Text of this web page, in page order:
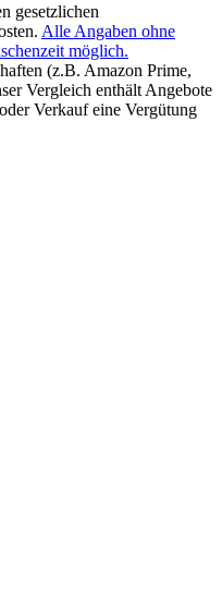
gesetzlichen
Alle Angaben ohne
möglich.
(z.B. Amazon Prime,
Vergleich enthält Angebote
Verkauf eine Vergütung